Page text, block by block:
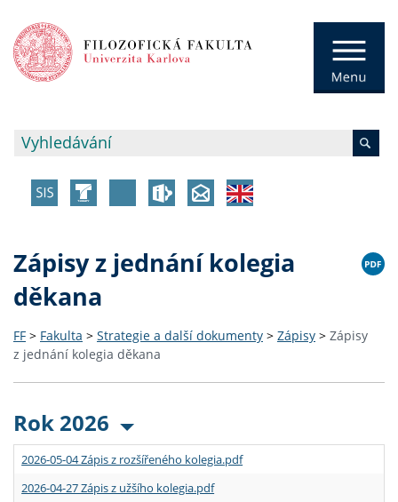
Zápisy z jednání kolegia
děkana
FF > Fakulta > Strategie a další dokumenty > Zápisy > Zápisy
z jednání kolegia děkana
Rok 2026
2026-05-04 Zápis z rozšířeného kolegia.pdf
2026-04-27 Zápis z užšího kolegia.pdf